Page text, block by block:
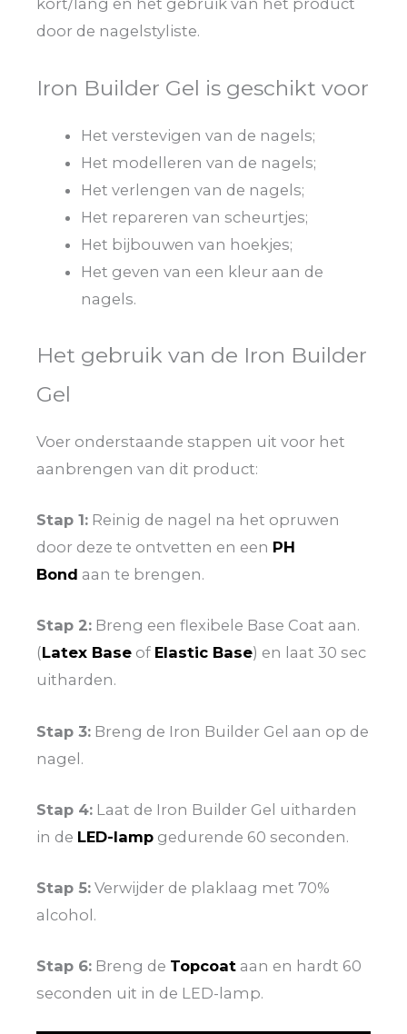
door de nagelstyliste.
Iron Builder Gel is geschikt voor
Het verstevigen van de nagels;
Het modelleren van de nagels;
Het verlengen van de nagels;
Het repareren van scheurtjes;
Het bijbouwen van hoekjes;
Het geven van een kleur aan de
nagels.
Het gebruik van de Iron Builder
Gel
Voer onderstaande stappen uit voor het
aanbrengen van dit product:
Stap 1: Reinig de nagel na het opruwen
door deze te ontvetten en een PH
Bond aan te brengen.
Stap 2: Breng een flexibele Base Coat aan.
(Latex Base of Elastic Base) en laat 30 sec
uitharden.
Stap 3: Breng de Iron Builder Gel aan op de
nagel.
Stap 4: Laat de Iron Builder Gel uitharden
in de LED-lamp gedurende 60 seconden.
Stap 5: Verwijder de plaklaag met 70%
alcohol.
Stap 6: Breng de Topcoat aan en hardt 60
seconden uit in de LED-lamp.